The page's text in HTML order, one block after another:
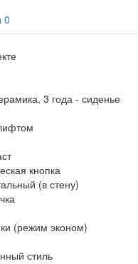
0
3 года - сиденье
кнопка
(в стену)
(режим эконом)
стиль